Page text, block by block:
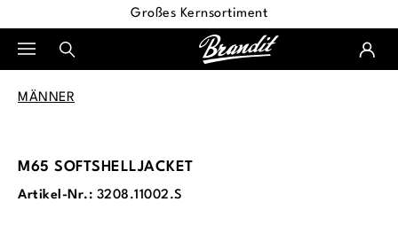
Großes Kernsortiment
MÄNNER
M65 SOFTSHELLJACKET
Artikel-Nr.: 3208.11002.S